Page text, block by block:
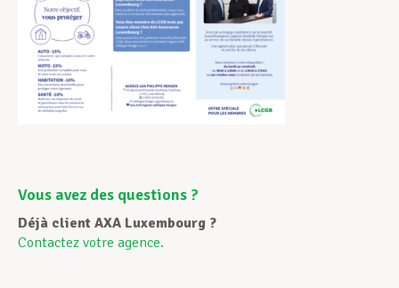
Vous avez des questions ?
Déjà client AXA Luxembourg ?
Contactez votre agence.